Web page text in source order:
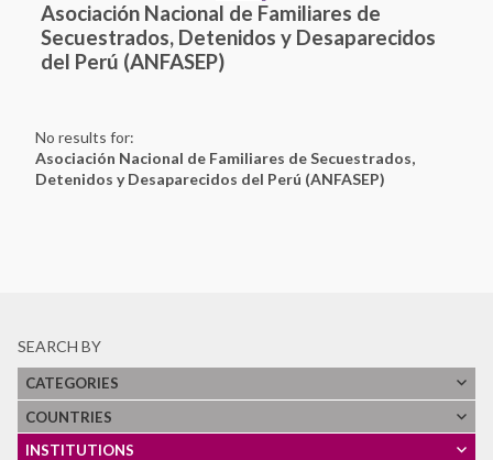
Asociación Nacional de Familiares de
Secuestrados, Detenidos y Desaparecidos
del Perú (ANFASEP)
No results for:
Asociación Nacional de Familiares de Secuestrados,
Detenidos y Desaparecidos del Perú (ANFASEP)
SEARCH BY
CATEGORIES
COUNTRIES
INSTITUTIONS
Ver Todos